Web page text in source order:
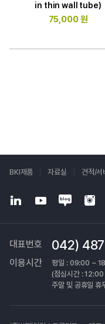
in thin wall tube)
75,000 원
BKI제품 자료실 견적/서
대표번호 042)
이용시간
평일 : 09:00 ~
(점심시간 :
주말 및 공휴일 휴